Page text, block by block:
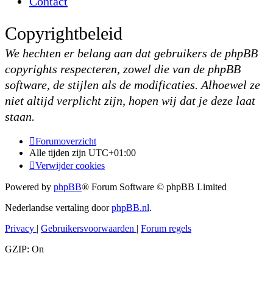
Copyrightbeleid
We hechten er belang aan dat gebruikers de phpBB
copyrights respecteren, zowel die van de phpBB
software, de stijlen als de modificaties. Alhoewel ze
niet altijd verplicht zijn, hopen wij dat je deze laat
staan.
Forumoverzicht
Alle tijden zijn UTC+01:00
Verwijder cookies
Powered by phpBB® Forum Software © phpBB Limited
Nederlandse vertaling doorphpBB.nl.
Privacy | Gebruikersvoorwaarden | Forum regels
GZIP: On